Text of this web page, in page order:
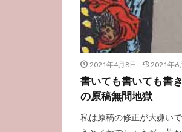
2021年4月8日 2021年6
書いても書いても書
の原稿無間地獄
私は原稿の修正が大嫌い